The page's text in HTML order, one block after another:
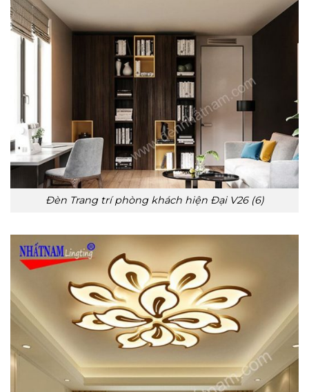
Đèn Trang trí phòng khách hiện Đại V26 (6)